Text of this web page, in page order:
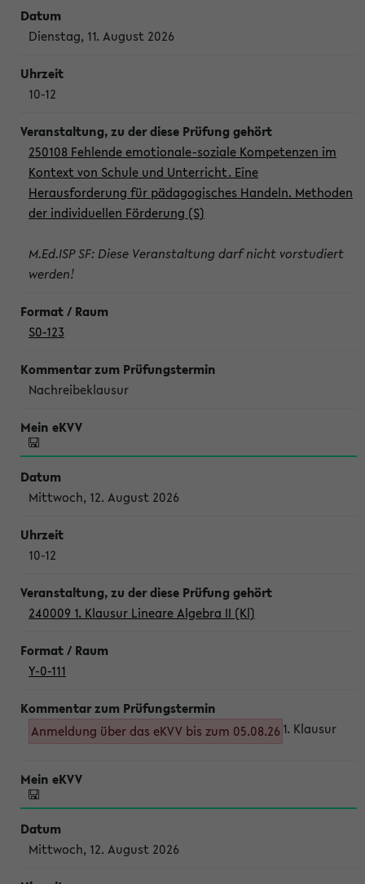
Dienstag, 11. August 2026
10-12
250108 Fehlende emotionale-soziale Kompetenzen im
Kontext von Schule und Unterricht. Eine
Herausforderung für pädagogisches Handeln. Methoden
der individuellen Förderung (S)
M.Ed.ISP SF: Diese Veranstaltung darf nicht vorstudiert
werden!
S0-123
Nachreibeklausur
Mittwoch, 12. August 2026
10-12
240009 1. Klausur Lineare Algebra II (Kl)
Y-0-111
Anmeldung über das eKVV bis zum 05.08.26 1. Klausur
Mittwoch, 12. August 2026